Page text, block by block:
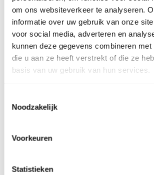
om ons websiteverkeer te analyseren.
informatie over uw gebruik van onze
voor social media, adverteren en
kunnen deze gegevens combineren
die u aan ze heeft verstrekt of die ze
basis van uw gebruik van hun services.
Noodzakelijk
Voorkeuren
Statistieken
HEINE